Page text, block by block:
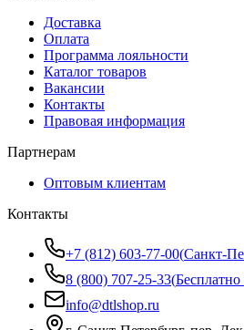
Доставка
Оплата
Программа лояльности
Каталог товаров
Вакансии
Контакты
Правовая информация
Партнерам
Оптовым клиентам
Контакты
+7 (812) 603-77-00(Санкт-
8 (800) 707-25-33(
info@dtlshop.ru